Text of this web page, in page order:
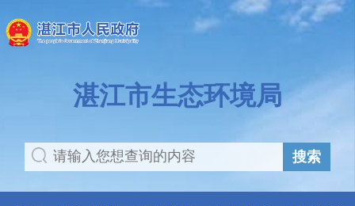
湛江市生态环境局
搜索